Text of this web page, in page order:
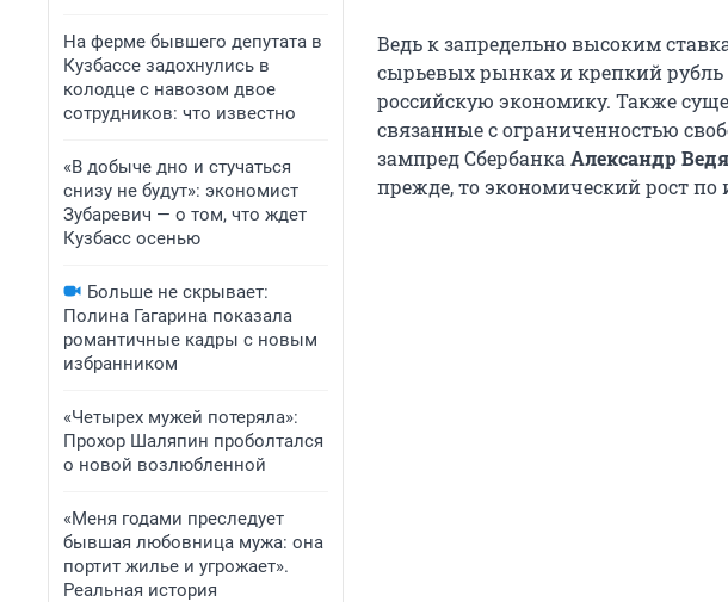
На ферме бывшего депутата в
Кузбассе задохнулись в
колодце с навозом двое
сотрудников: что известно
«В добыче дно и стучаться
снизу не будут»: экономист
Зубаревич — о том, что ждет
Кузбасс осенью
Больше не скрывает:
Полина Гагарина показала
романтичные кадры с новым
избранником
«Четырех мужей потеряла»:
Прохор Шаляпин проболтался
о новой возлюбленной
«Меня годами преследует
бывшая любовница мужа: она
портит жилье и угрожает».
Реальная история
Ведь к запредельно высоким
сырьевых рынках и крепкий рубль
российскую экономику. Также
связанные с ограниченностью
зампред Сбербанка Александр
прежде, то экономический рост по